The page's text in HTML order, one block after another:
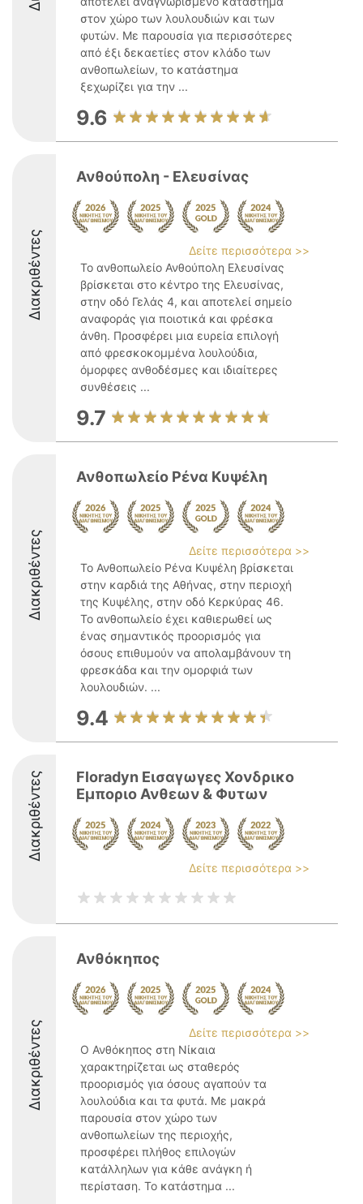
στον χώρο των λουλουδιών και των
φυτών. Με παρουσία για περισσότερες
από έξι δεκαετίες στον κλάδο των
ανθοπωλείων, το κατάστημα
ξεχωρίζει για την ...
9.6
Διακριθέντες
Ανθούπολη - Ελευσίνας
Δείτε περισσότερα >>
Το ανθοπωλείο Ανθούπολη Ελευσίνας
βρίσκεται στο κέντρο της Ελευσίνας,
στην οδό Γελάς 4, και αποτελεί σημείο
αναφοράς για ποιοτικά και φρέσκα
άνθη. Προσφέρει μια ευρεία επιλογή
από φρεσκοκομμένα λουλούδια,
όμορφες ανθοδέσμες και ιδιαίτερες
συνθέσεις ...
9.7
Διακριθέντες
Ανθοπωλείο Ρένα Κυψέλη
Δείτε περισσότερα >>
Το Ανθοπωλείο Ρένα Κυψέλη βρίσκεται
στην καρδιά της Αθήνας, στην περιοχή
της Κυψέλης, στην οδό Κερκύρας 46.
Το ανθοπωλείο έχει καθιερωθεί ως
ένας σημαντικός προορισμός για
όσους επιθυμούν να απολαμβάνουν τη
φρεσκάδα και την ομορφιά των
λουλουδιών. ...
9.4
Διακριθέντες
Floradyn Εισαγωγες Χονδρικο
Εμποριο Ανθεων & Φυτων
Δείτε περισσότερα >>
Διακριθέντες
Ανθόκηπος
Δείτε περισσότερα >>
Ο Ανθόκηπος στη Νίκαια
χαρακτηρίζεται ως σταθερός
προορισμός για όσους αγαπούν τα
λουλούδια και τα φυτά. Με μακρά
παρουσία στον χώρο των
ανθοπωλείων της περιοχής,
προσφέρει πλήθος επιλογών
κατάλληλων για κάθε ανάγκη ή
περίσταση. Το κατάστημα ...